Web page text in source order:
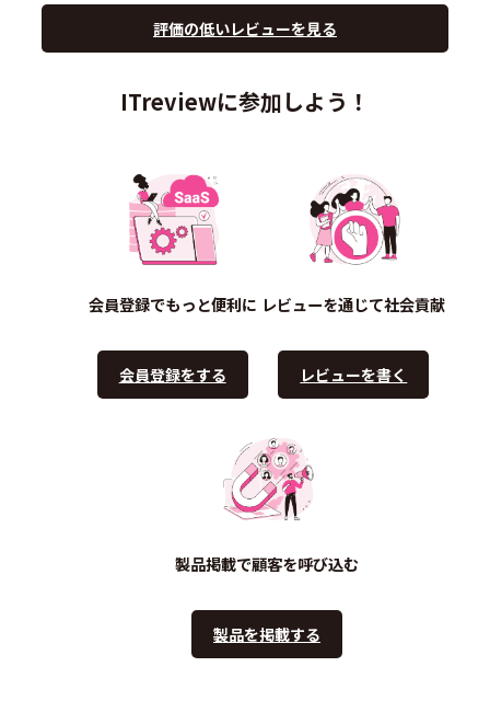
評価の低いレビューを見る
ITreviewに参加しよう！
会員登録でもっと便利に
会員登録をする
レビューを通じて社会貢献
レビューを書く
製品掲載で顧客を呼び込む
製品を掲載する